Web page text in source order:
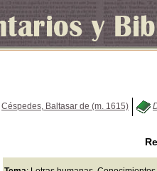
Céspedes, Baltasar de (m. 1615)